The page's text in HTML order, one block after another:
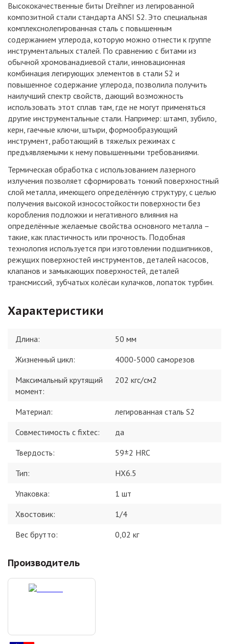
Высококачественные биты Dreihner из легированной
композитной стали стандарта ANSI S2. Это специальная
комплекснолегированная сталь с повышенным
содержанием углерода, которую можно отнести к группе
инструментальных сталей. По сравнению с битами из
обычной хромованадиевой стали, инновационная
комбинация легирующих элементов в стали S2 и
повышенное содержание углерода, позволила получить
наилучший спектр свойств, дающий возможность
использовать этот сплав там, где не могут применяться
другие инструментальные стали. Например: штамп, зубило,
керн, гаечные ключи, штыри, формообразующий
инструмент, работающий в тяжелых режимах с
предъявляемыми к нему повышенными требованиями.
Термическая обработка с использованием лазерного
излучения позволяет сформировать тонкий поверхностный
слой металла, имеющего определённую структуру, с целью
получения высокой износостойкости поверхности без
коробления подложки и негативного влияния на
определённые желаемые свойства основного металла –
такие, как пластичность или прочность. Подобная
технология используется при изготовлении подшипников,
режущих поверхностей инструментов, деталей насосов,
клапанов и замыкающих поверхностей, деталей
трансмиссий, зубчатых колёсаи кулачков, лопаток турбин.
Характеристики
Длина:
50 мм
Жизненный цикл:
4000-5000 саморезов
Максимальный крутящий
момент:
202 кгс/см2
Материал:
легированная сталь S2
Совместимость с fixtec:
да
Твердость:
59±2 HRC
Тип:
HX6.5
Упаковка:
1 шт
Хвостовик:
1/4
Вес брутто:
0,02 кг
Производитель